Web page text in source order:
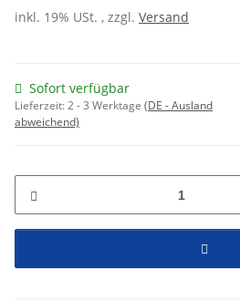
inkl. 19% USt. , zzgl. Versand
Sofort verfügbar
Lieferzeit:2 - 3 Werktage (DE - Ausland
abweichend)